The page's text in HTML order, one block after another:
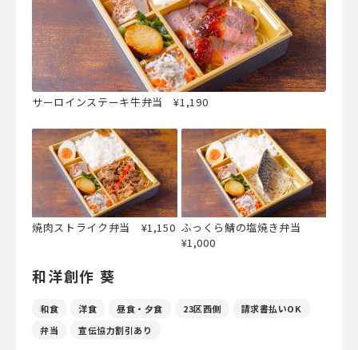
サーロインステーキ牛弁当 ¥1,190
焼肉ストライク弁当 ¥1,150 ふっくら鯖の塩焼き弁当
¥1,000
和洋創作 葵
和食 洋食 昼食・夕食 23区西側
請求書払いOK
弁当
宣伝協力割引あり